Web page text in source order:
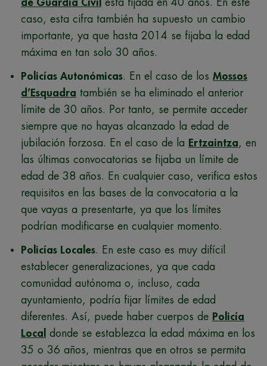
de Guardia Civil
está fijada en 40 años. En este
caso, esta cifra también ha supuesto un cambio
importante, ya que hasta 2014 se fijaba la edad
máxima en tan solo 30 años.
Policías Autonómicas. En el caso de los Mossos
d’Esquadra también se ha eliminado el anterior
límite de 30 años. Por tanto, se permite acceder
siempre que no hayas alcanzado la edad de
jubilación forzosa. En el caso de la Ertzaintza, en
las últimas convocatorias se fijaba un límite de
edad de 38 años. En cualquier caso, verifica estos
requisitos en las bases de la convocatoria a la
que vayas a presentarte, ya que los límites
podrían modificarse en cualquier momento.
Policías Locales. En este caso es muy difícil
establecer generalizaciones, ya que cada
comunidad autónoma o, incluso, cada
ayuntamiento, podría fijar límites de edad
diferentes. Así, puede haber cuerpos de Policía
Local
donde se establezca la edad máxima en los
35 o 36 años, mientras que en otros se permita